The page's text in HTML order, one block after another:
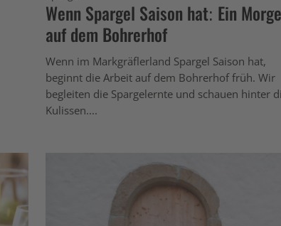
Wenn Spargel Saison hat: Ein
auf dem Bohrerhof
Wenn im Markgräflerland Spargel Saison hat,
beginnt die Arbeit auf dem Bohrerhof früh. Wir
begleiten die Spargelernte und schauen hinter
Kulissen....